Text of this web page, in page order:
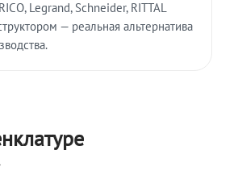
Legrand, Schneider, RITTAL
— реальная альтернатива